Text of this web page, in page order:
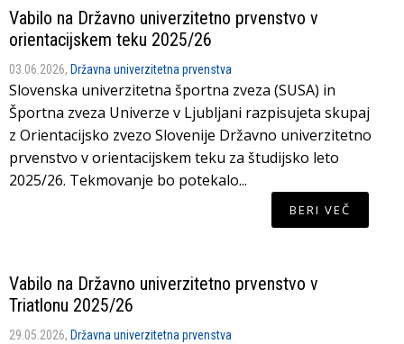
Vabilo na Državno univerzitetno prvenstvo v
orientacijskem teku 2025/26
03.06.2026, Državna univerzitetna prvenstva
Slovenska univerzitetna športna zveza (SUSA) in
Športna zveza Univerze v Ljubljani razpisujeta skupaj
z Orientacijsko zvezo Slovenije Državno univerzitetno
prvenstvo v orientacijskem teku za študijsko leto
2025/26. Tekmovanje bo potekalo...
BERI VEČ
Vabilo na Državno univerzitetno prvenstvo v
Triatlonu 2025/26
29.05.2026, Državna univerzitetna prvenstva